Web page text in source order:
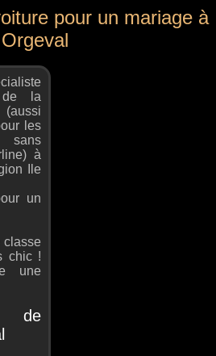
pour un mariage à
Orgeval
de la
les
à
Ile
un
classe
chic !
une
de